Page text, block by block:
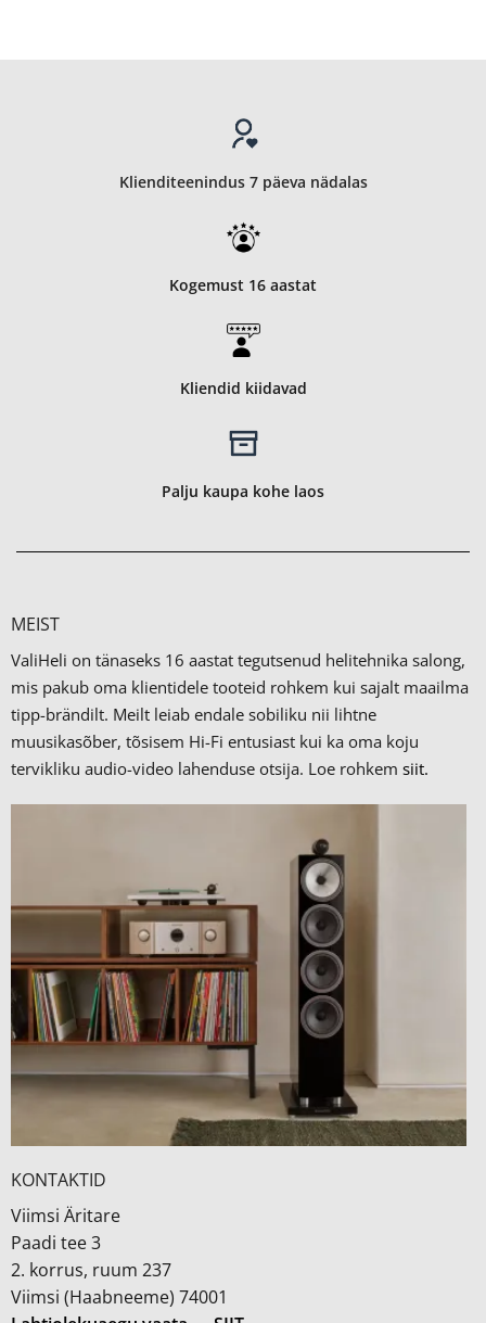
Klienditeenindus 7 päeva nädalas
Kogemust 16 aastat
Kliendid kiidavad
Palju kaupa kohe laos
MEIST
ValiHeli on tänaseks 16 aastat tegutsenud helitehnika salong,
mis pakub oma klientidele tooteid rohkem kui sajalt maailma
tipp-brändilt. Meilt leiab endale sobiliku nii lihtne
muusikasõber, tõsisem Hi-Fi entusiast kui ka oma koju
tervikliku audio-video lahenduse otsija. Loe rohkem siit.
KONTAKTID
Viimsi Äritare
Paadi tee 3
2. korrus, ruum 237
Viimsi (Haabneeme) 74001